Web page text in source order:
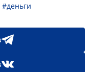
#деньги